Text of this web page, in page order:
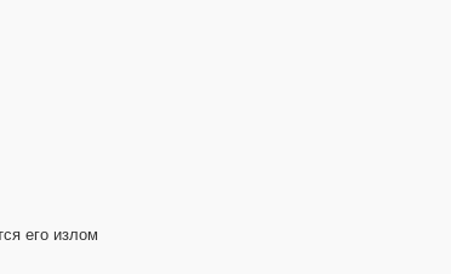
его излом